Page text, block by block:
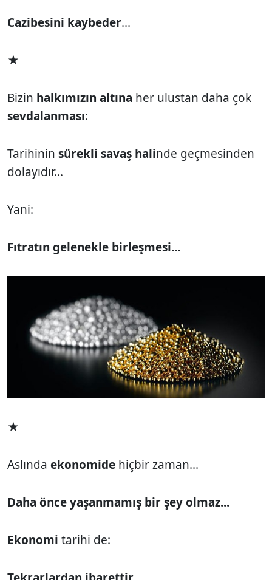
Cazibesini kaybeder...
★
Bizin halkımızın altına her ulustan daha çok
sevdalanması:
Tarihinin sürekli savaş halinde geçmesinden
dolayıdır...
Yani:
Fıtratın gelenekle birleşmesi...
★
Aslında ekonomide hiçbir zaman...
Daha önce yaşanmamış bir şey olmaz...
Ekonomi tarihi de: